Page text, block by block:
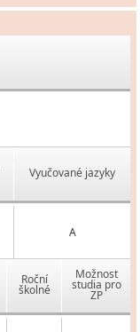
Vyučované jazyky
A
Roční
školné
Možnost
studia pro
ZP